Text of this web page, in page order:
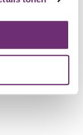
een eigen
we nu in de